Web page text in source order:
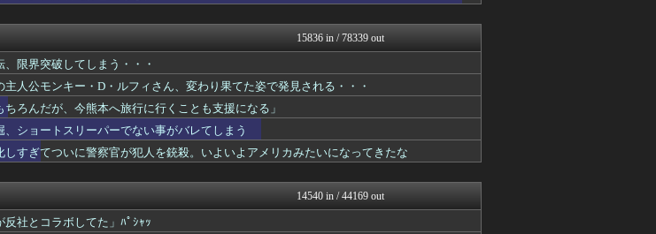
性が転落… 全身を強く打って死亡
ゴールデンタイムズ
以上」←これ日本人の半分もクリアでき...
NEWSまとめもりー｜2c...
は「弟ではなかった」・・・
の全生徒数は35人
なんじぇいスタジアム＠なん...
ドレス、これノーブラか？
まとめ芸能＠美女画像まとめ...
「職員・加盟社・取引先などの情報60...
ぶる速-VIP
め込んだ東大教授に懲戒処分
コノユビニュース｜みんなの...
しまう
アナ速‐女子アナ画像速報
法違反！！！ 110番通報されても辞...
あじあニュースちゃんねる
ｗｗｗ
15836 in / 78339 out
、限界突破してしまう・・・
主人公モンキー・D・ルフィさん、変わり果てた姿で発見される・・・
ろんだが、今熊本へ旅行に行くことも支援になる」
、ショートスリーパーでない事がバレてしまう
しすぎてついに警察官が犯人を銃殺。いよいよアメリカみたいになってきたな
14540 in / 44169 out
反社とコラボしてた」ﾊﾟｼｬｯ